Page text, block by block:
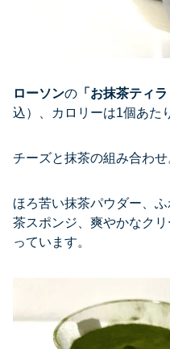
ローソンの 「お抹茶ティラ
込）、カロリーは1個あた
チーズと抹茶の組み合わせ
ほろ苦い抹茶パウダー、
茶スポンジ、爽やかなク
っています。